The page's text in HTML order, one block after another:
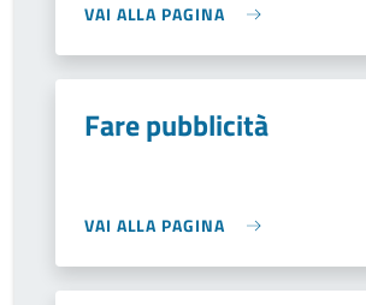
VAI ALLA PAGINA
Fare pubblicità
VAI ALLA PAGINA